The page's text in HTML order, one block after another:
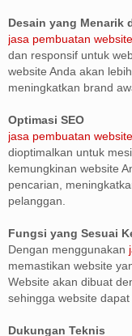
Desain yang Menarik
jasa pembuatan website
dan responsif untuk
website Anda akan
meningkatkan brand
Optimasi SEO
jasa pembuatan website
dioptimalkan untuk
kemungkinan website
pencarian,
pelanggan.
Fungsi yang Sesuai
Dengan menggunakan
memastikan website
Website akan dibuat
sehingga website
Dukungan Teknis